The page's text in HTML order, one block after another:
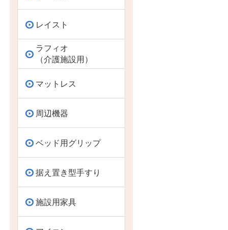
レイスト
ラフィオ
（介護施設用）
マットレス
周辺機器
ベッド用グリップ
据え置き型手すり
施設用家具